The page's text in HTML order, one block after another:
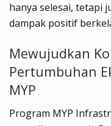
hanya selesai, tetapi
dampak positif
Mewujudkan
Pertumbuhan
MYP
Program MYP